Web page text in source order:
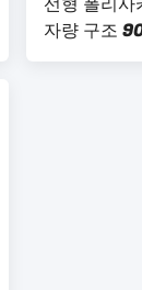
자량 구조